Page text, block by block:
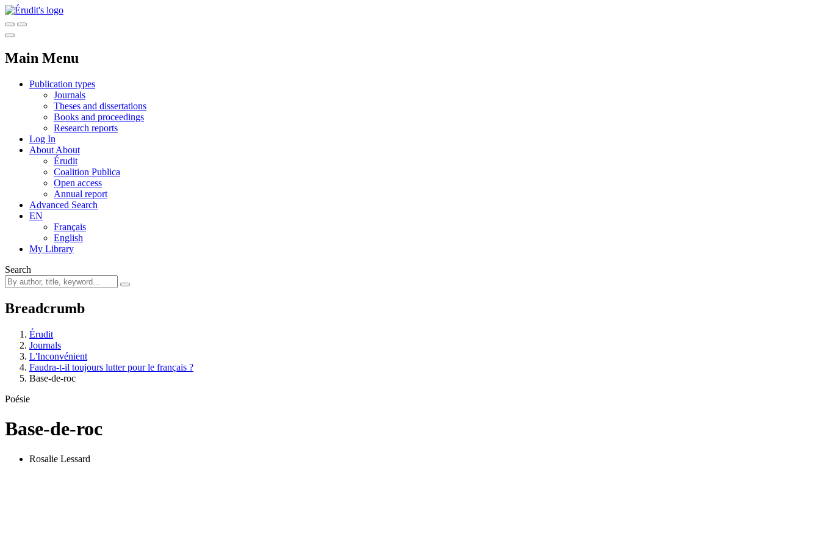
Main Menu
Publication types
Journals
Theses and dissertations
Books and proceedings
Research reports
Log In
About About
Érudit
Coalition Publica
Open access
Annual report
Advanced Search
EN
Français
English
My Library
Search
Breadcrumb
Érudit
Journals
L'Inconvénient
Faudra-t-il toujours lutter pour le français ?
Base-de-roc
Poésie
Base-de-roc
Rosalie Lessard